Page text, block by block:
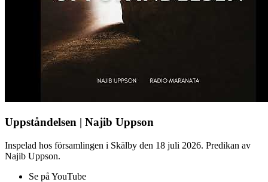
Uppståndelsen | Najib Uppson
Inspelad hos församlingen i Skälby den 18 juli 2026. Predikan av
Najib Uppson.
Se på YouTube